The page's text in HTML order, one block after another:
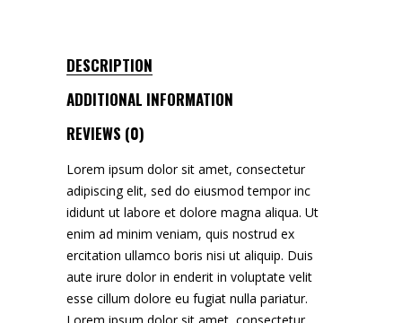
DESCRIPTION
ADDITIONAL INFORMATION
REVIEWS (0)
Lorem ipsum dolor sit amet, consectetur
adipiscing elit, sed do eiusmod tempor inc
ididunt ut labore et dolore magna aliqua. Ut
enim ad minim veniam, quis nostrud ex
ercitation ullamco boris nisi ut aliquip. Duis
aute irure dolor in enderit in voluptate velit
esse cillum dolore eu fugiat nulla pariatur.
Lorem ipsum dolor sit amet, consectetur